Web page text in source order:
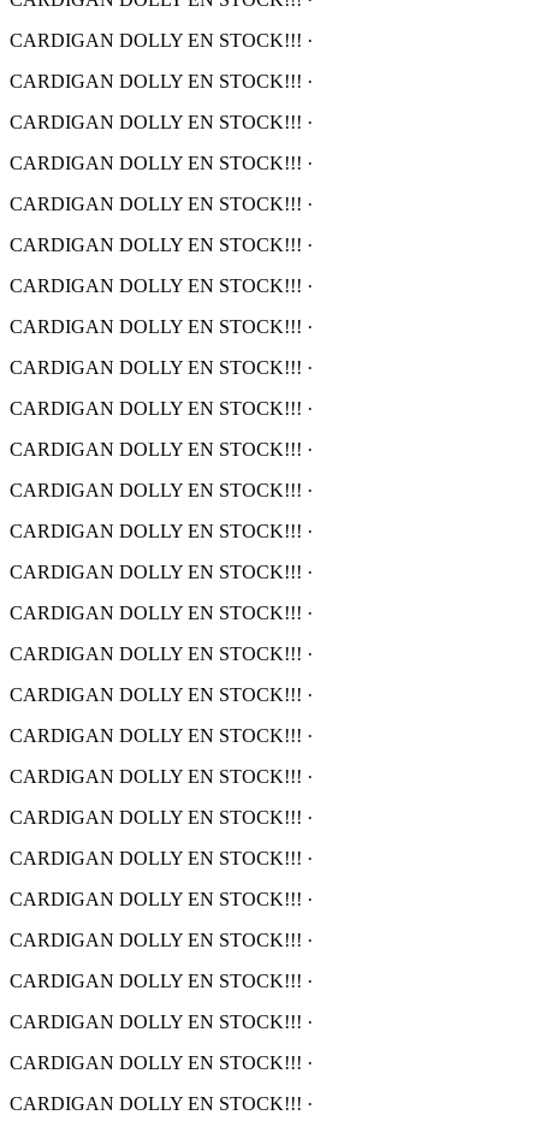
CARDIGAN DOLLY EN STOCK!!! ·
CARDIGAN DOLLY EN STOCK!!! ·
CARDIGAN DOLLY EN STOCK!!! ·
CARDIGAN DOLLY EN STOCK!!! ·
CARDIGAN DOLLY EN STOCK!!! ·
CARDIGAN DOLLY EN STOCK!!! ·
CARDIGAN DOLLY EN STOCK!!! ·
CARDIGAN DOLLY EN STOCK!!! ·
CARDIGAN DOLLY EN STOCK!!! ·
CARDIGAN DOLLY EN STOCK!!! ·
CARDIGAN DOLLY EN STOCK!!! ·
CARDIGAN DOLLY EN STOCK!!! ·
CARDIGAN DOLLY EN STOCK!!! ·
CARDIGAN DOLLY EN STOCK!!! ·
CARDIGAN DOLLY EN STOCK!!! ·
CARDIGAN DOLLY EN STOCK!!! ·
CARDIGAN DOLLY EN STOCK!!! ·
CARDIGAN DOLLY EN STOCK!!! ·
CARDIGAN DOLLY EN STOCK!!! ·
CARDIGAN DOLLY EN STOCK!!! ·
CARDIGAN DOLLY EN STOCK!!! ·
CARDIGAN DOLLY EN STOCK!!! ·
CARDIGAN DOLLY EN STOCK!!! ·
CARDIGAN DOLLY EN STOCK!!! ·
CARDIGAN DOLLY EN STOCK!!! ·
CARDIGAN DOLLY EN STOCK!!! ·
CARDIGAN DOLLY EN STOCK!!! ·